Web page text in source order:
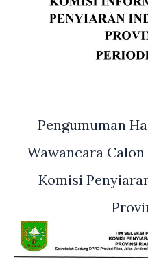
Pengumuman
Wawancara
Komisi